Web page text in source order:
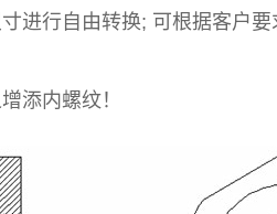
进行自由转换; 可根据客户
添内螺纹！